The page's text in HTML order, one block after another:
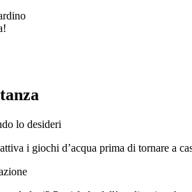
lo desideri
i giochi d’acqua prima di tornare a